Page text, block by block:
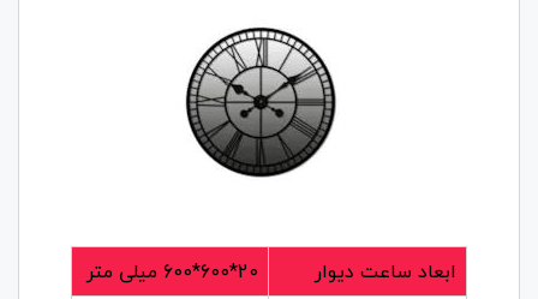
ابعاد ساعت دیوار
20*600*600 میلی متر